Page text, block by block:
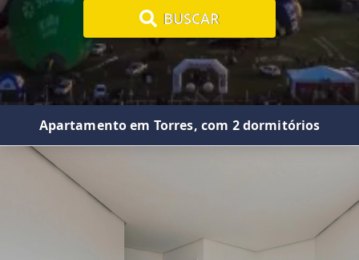
BUSCAR
Apartamento em Torres, com 2 dormitórios